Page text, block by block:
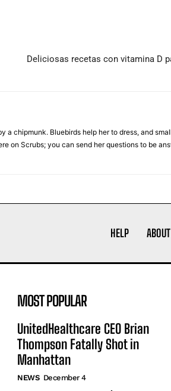
Deliciosas recetas con vitamina D
chipmunk. Bluebirds help her to dress, and
on Scrubs; you can send her questions to be
HELP ABOUT
MOST POPULAR
UnitedHealthcare CEO Brian
Thompson Fatally Shot in
Manhattan
NEWS December 4